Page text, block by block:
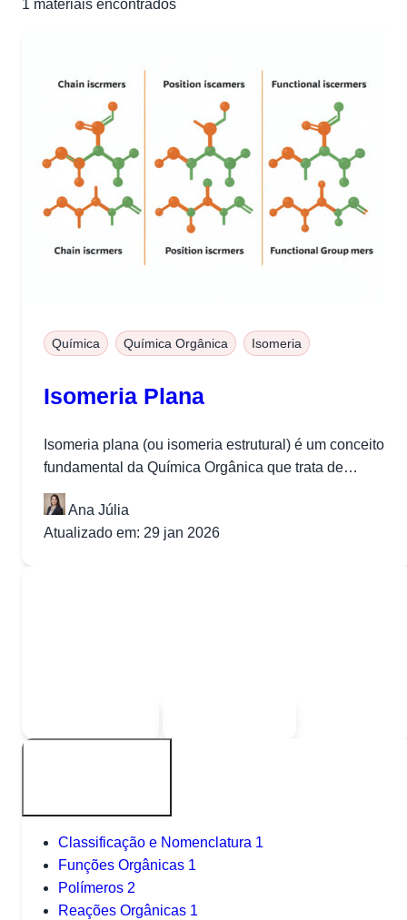
1 materiais encontrados
Química Química Orgânica Isomeria
Isomeria Plana
Isomeria plana (ou isomeria estrutural) é um conceito
fundamental da Química Orgânica que trata de
compostos com a mesma fórmula...
Ana Júlia
Atualizado em: 29 jan 2026
Classificação e Nomenclatura 1
Funções Orgânicas 1
Polímeros 2
Reações Orgânicas 1